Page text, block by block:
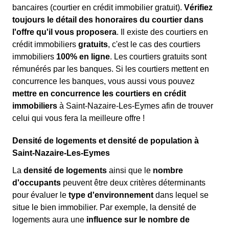
bancaires (courtier en crédit immobilier gratuit). Vérifiez
toujours le détail des honoraires du courtier dans
l'offre qu'il vous proposera. Il existe des courtiers en
crédit immobiliers gratuits, c'est le cas des courtiers
immobiliers 100% en ligne. Les courtiers gratuits sont
rémunérés par les banques. Si les courtiers mettent en
concurrence les banques, vous aussi vous pouvez
mettre en concurrence les courtiers en crédit
immobiliers à Saint-Nazaire-Les-Eymes afin de trouver
celui qui vous fera la meilleure offre !
Densité de logements et densité de population à
Saint-Nazaire-Les-Eymes
La densité de logements ainsi que le nombre
d'occupants peuvent être deux critères déterminants
pour évaluer le type d'environnement dans lequel se
situe le bien immobilier. Par exemple, la densité de
logements aura une influence sur le nombre de